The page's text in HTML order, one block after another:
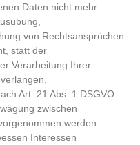
Daten nicht mehr
von Rechtsansprüchen
statt der
Verarbeitung Ihrer
Art. 21 Abs. 1 DSGVO
zwischen
werden.
Interessen